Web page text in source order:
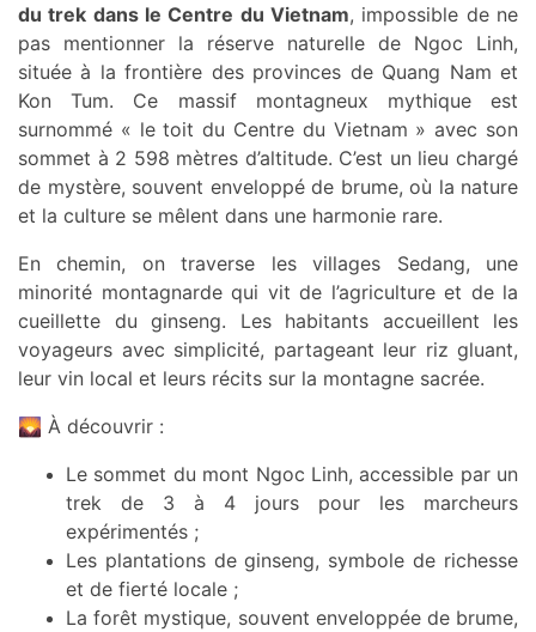
du trek dans le Centre du Vietnam, impossible de ne
pas mentionner la réserve naturelle de Ngoc Linh,
située à la frontière des provinces de Quang Nam et
Kon Tum. Ce massif montagneux mythique est
surnommé « le toit du Centre du Vietnam » avec son
sommet à 2 598 mètres d’altitude. C’est un lieu chargé
de mystère, souvent enveloppé de brume, où la nature
et la culture se mêlent dans une harmonie rare.
En chemin, on traverse les villages Sedang, une
minorité montagnarde qui vit de l’agriculture et de la
cueillette du ginseng. Les habitants accueillent les
voyageurs avec simplicité, partageant leur riz gluant,
leur vin local et leurs récits sur la montagne sacrée.
🌄 À découvrir :
Le sommet du mont Ngoc Linh, accessible par un
trek de 3 à 4 jours pour les marcheurs
expérimentés ;
Les plantations de ginseng, symbole de richesse
et de fierté locale ;
La forêt mystique, souvent enveloppée de brume,